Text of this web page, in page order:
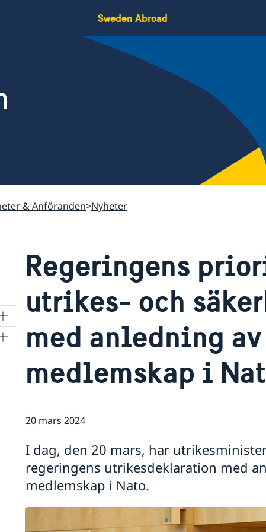
Sweden Abroad
& Anföranden Nyheter
Regeringens
utrikes- och
med anledning
medlemskap i
20 mars 2024
I dag, den 20 mars, har
regeringens utrikesdeklaration med
medlemskap i Nato.